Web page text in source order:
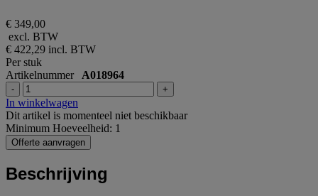
€ 349,00
excl. BTW
€ 422,29 incl. BTW
Per stuk
Artikelnummer A018964
- +
In winkelwagen
Dit artikel is momenteel niet beschikbaar
Minimum Hoeveelheid: 1
Offerte aanvragen
Beschrijving